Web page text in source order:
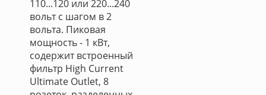
110...120 или 220...240
вольт с шагом в 2
вольта. Пиковая
мощность - 1 кВт,
содержит встроенный
фильтр High Current
Ultimate Outlet, 8